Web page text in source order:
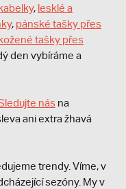
, lesklé a
, pánské tašky přes
tašky přes
den vybíráme a
ledujte nás na
ani extra žhavá
trendy. Víme, v
sezóny. My v